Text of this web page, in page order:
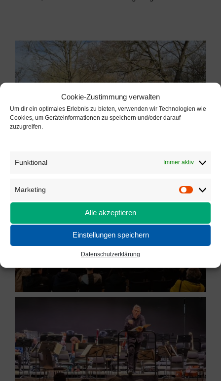
Cookie-Zustimmung verwalten
Um dir ein optimales Erlebnis zu bieten, verwenden wir Technologien wie
Cookies, um Geräteinformationen zu speichern und/oder darauf
zuzugreifen.
Funktional Immer aktiv
Marketing
Alle akzeptieren
Einstellungen speichern
Datenschutzerklärung